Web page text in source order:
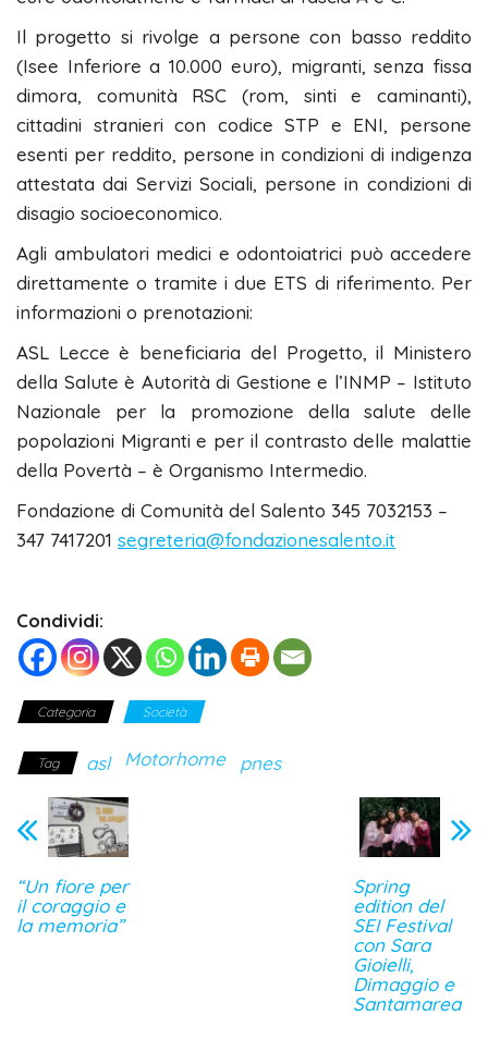
Il progetto si rivolge a persone con basso reddito
(Isee Inferiore a 10.000 euro), migranti, senza fissa
dimora, comunità RSC (rom, sinti e caminanti),
cittadini stranieri con codice STP e ENI, persone
esenti per reddito, persone in condizioni di indigenza
attestata dai Servizi Sociali, persone in condizioni di
disagio socioeconomico.
Agli ambulatori medici e odontoiatrici può accedere
direttamente o tramite i due ETS di riferimento. Per
informazioni o prenotazioni:
ASL Lecce è beneficiaria del Progetto, il Ministero
della Salute è Autorità di Gestione e l’INMP – Istituto
Nazionale per la promozione della salute delle
popolazioni Migranti e per il contrasto delle malattie
della Povertà – è Organismo Intermedio.
Fondazione di Comunità del Salento 345 7032153 –
347 7417201 segreteria@fondazionesalento.it
Condividi:
Categoria Società
Tag asl Motorhome pnes
“Un fiore per
il coraggio e
la memoria”
Spring
edition del
SEI Festival
con Sara
Gioielli,
Dimaggio e
Santamarea